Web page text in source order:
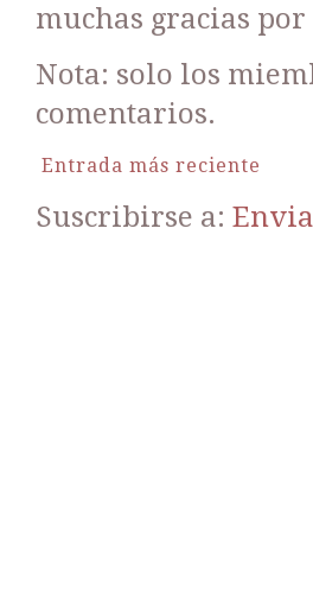
muchas gracias
Nota: solo los
comentarios.
Entrada más reciente
Suscribirse a: